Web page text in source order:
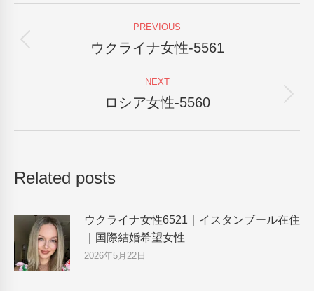
navigation
PREVIOUS
Previous
ウクライナ女性-5561
NEXT
Next
ロシア女性-5560
Related posts
ウクライナ女性6521｜イスタンブール在住
｜国際結婚希望女性
2026年5月22日